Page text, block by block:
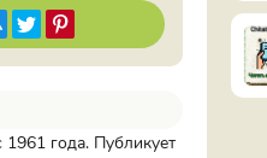
года. Публикует